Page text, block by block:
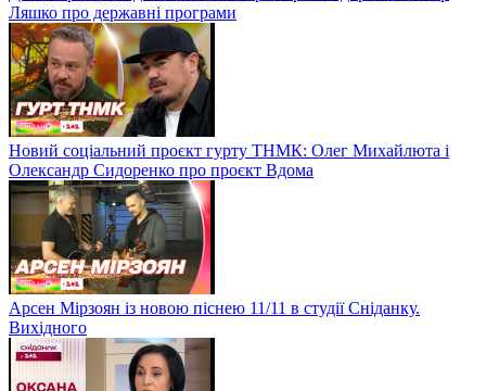
Ляшко про державні програми
Новий соціальний проєкт гурту ТНМК: Олег Михайлюта і
Олександр Сидоренко про проєкт Вдома
Арсен Мірзоян із новою піснею 11/11 в студії Сніданку.
Вихідного